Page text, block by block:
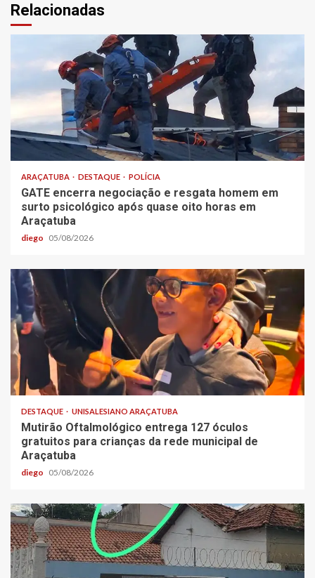
Relacionadas
ARAÇATUBA DESTAQUE POLÍCIA
GATE encerra negociação e resgata homem em
surto psicológico após quase oito horas em
Araçatuba
diego 05/08/2026
DESTAQUE UNISALESIANO ARAÇATUBA
Mutirão Oftalmológico entrega 127 óculos
gratuitos para crianças da rede municipal de
Araçatuba
diego 05/08/2026